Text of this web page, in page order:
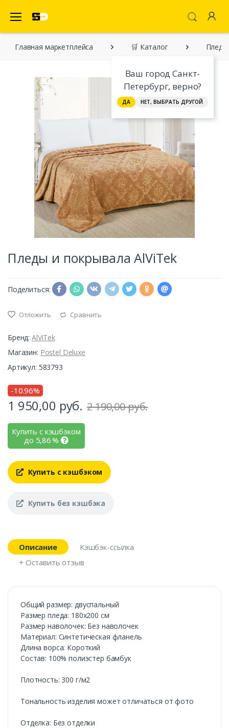
Ваш город Санкт-
Петербург, верно?
ДА НЕТ, ВЫБРАТЬ ДРУГОЙ
Главная марĸетплейса 🛒 Каталог Пледы
Пледы и покрывала AlViTek
Поделиться:
Отложить Сравнить
Бренд: AlViTek
Магазин: Postel Deluxe
Артикул: 583793
-10.96%
1 950,00 руб. 2 190,00 руб.
Купить с кэшбэком
до 5,86%
Купить с кэшбэком
Купить без кэшбэка
Описание
Кэшбэк-ссылка
+ Оставить отзыв
Общий размер: двуспальный
Размер пледа: 180х200 см
Размер наволочек: Без наволочек
Материал: Синтетическая фланель
Длина ворса: Короткий
Состав: 100% полиэстер бамбук
Плотность: 300 г/м2
Тональность изделия может отличаться от фото
Отделка: Без отделки